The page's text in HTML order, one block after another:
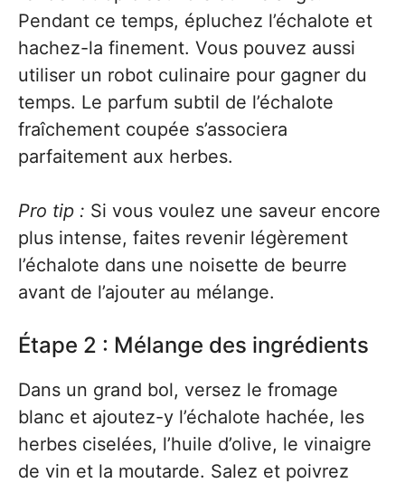
Pendant ce temps, épluchez l’échalote et
hachez-la finement. Vous pouvez aussi
utiliser un robot culinaire pour gagner du
temps. Le parfum subtil de l’échalote
fraîchement coupée s’associera
parfaitement aux herbes.
Pro tip : Si vous voulez une saveur encore
plus intense, faites revenir légèrement
l’échalote dans une noisette de beurre
avant de l’ajouter au mélange.
Étape 2 : Mélange des ingrédients
Dans un grand bol, versez le fromage
blanc et ajoutez-y l’échalote hachée, les
herbes ciselées, l’huile d’olive, le vinaigre
de vin et la moutarde. Salez et poivrez